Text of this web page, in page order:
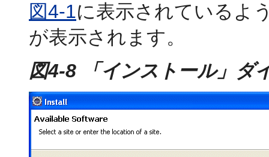
図4-1に表示されているよ
が表示されます。
図4-8 「インストール」ダ